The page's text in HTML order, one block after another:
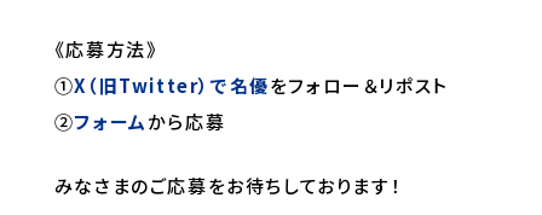
《応募方法》
①X（旧Twitter）で名優をフォロー＆リポスト
②フォームから応募
みなさまのご応募をお待ちしております！